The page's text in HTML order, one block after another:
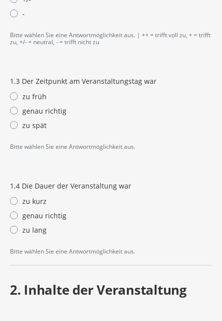
-
Bitte wählen Sie eine Antwortmöglichkeit aus. | ++ = trifft voll zu, + = trifft
zu, +/- = neutral, - = trifft nicht zu
1.3 Der Zeitpunkt am Veranstaltungstag war
zu früh
genau richtig
zu spät
Bitte wählen Sie eine Antwortmöglichkeit aus.
1.4 Die Dauer der Veranstaltung war
zu kurz
genau richtig
zu lang
Bitte wählen Sie eine Antwortmöglichkeit aus.
2. Inhalte der Veranstaltung